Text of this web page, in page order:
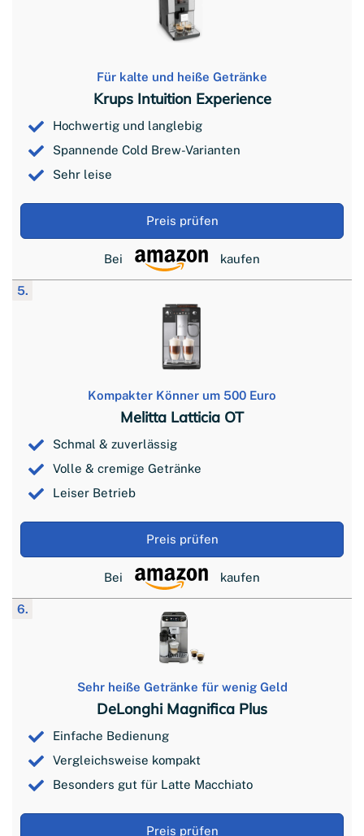
Für kalte und heiße Getränke
Krups Intuition Experience
Hochwertig und langlebig
Spannende Cold Brew-Varianten
Sehr leise
Preis prüfen
Bei kaufen
5.
Kompakter Könner um 500 Euro
Melitta Latticia OT
Schmal & zuverlässig
Volle & cremige Getränke
Leiser Betrieb
Preis prüfen
Bei kaufen
6.
Sehr heiße Getränke für wenig Geld
DeLonghi Magnifica Plus
Einfache Bedienung
Vergleichsweise kompakt
Besonders gut für Latte Macchiato
Preis prüfen